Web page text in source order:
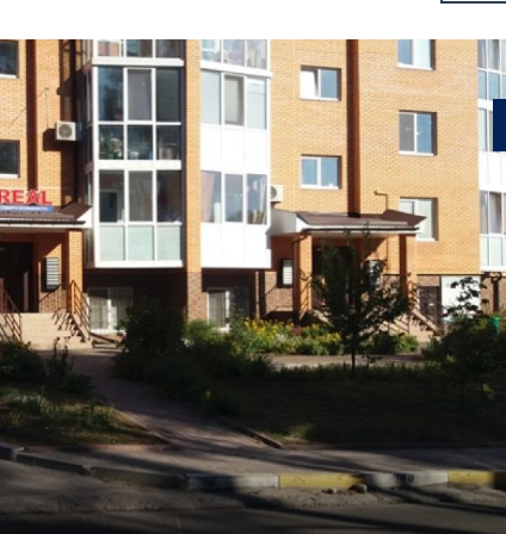
ОТПРАВИТЬ